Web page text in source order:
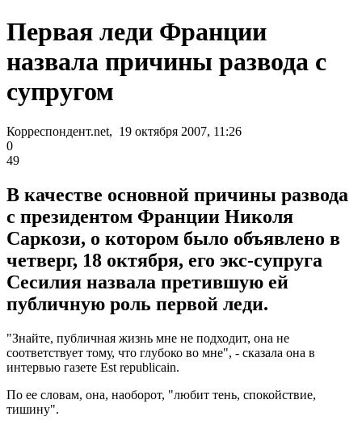
Первая леди Франции
назвала причины развода с
супругом
Корреспондент.net, 19 октября 2007, 11:26
0
49
В качестве основной причины развода
с президентом Франции Николя
Саркози, о котором было объявлено в
четверг, 18 октября, его экс-супруга
Сесилия назвала претившую ей
публичную роль первой леди.
"Знайте, публичная жизнь мне не подходит, она не
соответствует тому, что глубоко во мне", - сказала она в
интервью газете Est rеpublicain.
По ее словам, она, наоборот, "любит тень, спокойствие,
тишину".